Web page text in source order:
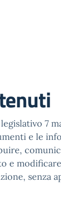
7
e le
e
senza